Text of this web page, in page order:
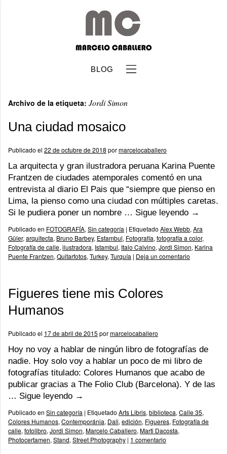
BLOG
Archivo de la etiqueta: Jordi Simon
Una ciudad mosaico
Publicado el 22 de octubre de 2018 pormarcelocaballero
La arquitecta y gran ilustradora peruana Karina Puente
Frantzen de ciudades atemporales comentó en una
entrevista al diario El Pais que “siempre que pienso en
Lima, la pienso como una ciudad con múltiples caretas.
Si le pudiera poner un nombre … Sigue leyendo →
Publicado en FOTOGRAFÍA, Sin categoría | Etiquetado Alex Webb, Ara
Güler, arquitecta, Bruno Barbey, Estambul, Fotografía, fotografía a color,
Fotografía de calle, ilustradora, Istambul, Italo Calvino, Jordi Simon, Karina
Puente Frantzen, Quitarfotos, Turkey, Turquía | Deja un comentario
Figueres tiene mis Colores
Humanos
Publicado el 17 de abril de 2015 pormarcelocaballero
Hoy no voy a hablar de ningún libro de fotografías de
nadie. Hoy solo voy a hablar un poco de mi libro de
fotografías titulado: Colores Humanos que acabo de
publicar gracias a The Folio Club (Barcelona). Y de las
… Sigue leyendo →
Publicado en Sin categoría | Etiquetado Arts Libris, biblioteca, Calle 35,
Colores Humanos, Contemporánia, Dali, edición, Figueres, Fotografía de
calle, fotolibro, Jordi Simon, Marcelo Caballero, Marti Dacosta,
Photocertamen, Stand, Street Photography | 1 comentario